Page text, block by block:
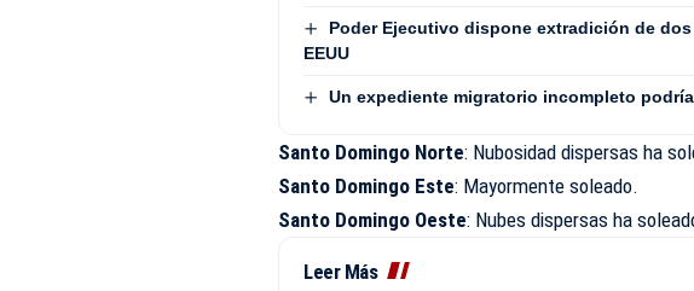
Poder Ejecutivo dispone extradición de
EEUU
Un expediente migratorio incompleto
Santo Domingo Norte: Nubosidad dispersas ha
Santo Domingo Este: Mayormente soleado.
Santo Domingo Oeste: Nubes dispersas ha
Leer Más